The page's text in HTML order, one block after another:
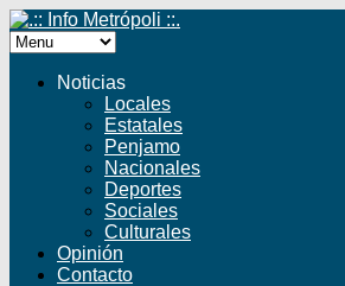
Noticias
Locales
Estatales
Penjamo
Nacionales
Deportes
Sociales
Culturales
Opinión
Contacto